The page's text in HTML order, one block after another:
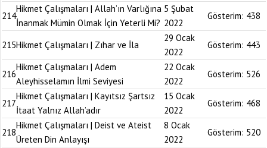
214
Hikmet Çalışmaları | Allah’ın Varlığına
İnanmak Mümin Olmak İçin Yeterli Mi?
5 Şubat
2022
Gösterim: 438
215Hikmet Çalışmaları | Zıhar ve İla
29 Ocak
2022
Gösterim: 443
216
Hikmet Çalışmaları | Adem
Aleyhisselamın İlmi Seviyesi
22 Ocak
2022
Gösterim: 526
217
Hikmet Çalışmaları | Kayıtsız Şartsız
İtaat Yalnız Allah’adır
15 Ocak
2022
Gösterim: 468
218
Hikmet Çalışmaları | Deist ve Ateist
Üreten Din Anlayışı
8 Ocak
2022
Gösterim: 520